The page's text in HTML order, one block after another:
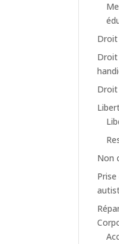
Droit
Droit
Droit
Non